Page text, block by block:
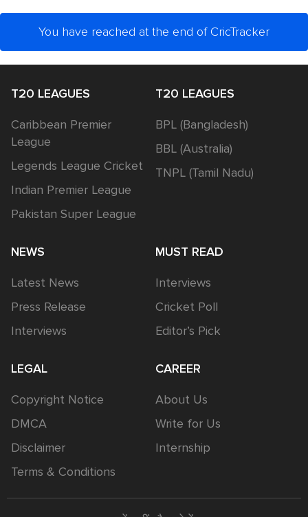
You have reached at the end of CricTracker
T20 LEAGUES
Caribbean Premier
League
Legends League Cricket
Indian Premier League
Pakistan Super League
T20 LEAGUES
BPL (Bangladesh)
BBL (Australia)
TNPL (Tamil Nadu)
NEWS
Latest News
Press Release
Interviews
MUST READ
Interviews
Cricket Poll
Editor’s Pick
LEGAL
Copyright Notice
DMCA
Disclaimer
Terms & Conditions
CAREER
About Us
Write for Us
Internship